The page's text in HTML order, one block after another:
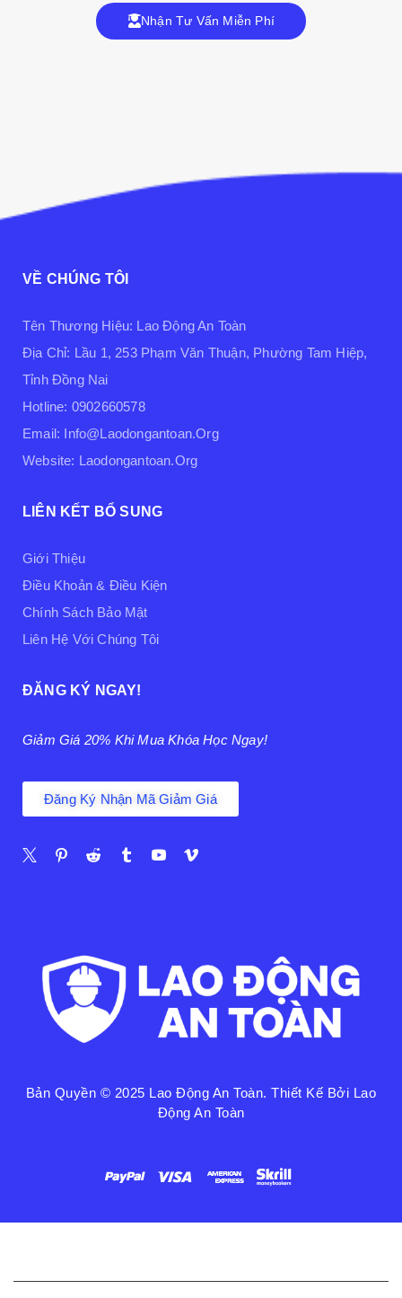
Nhận Tư Vấn Miễn Phí
VỀ CHÚNG TÔI
Tên Thương Hiệu: Lao Động An Toàn
Địa Chỉ: Lầu 1, 253 Phạm Văn Thuận, Phường Tam Hiệp,
Tỉnh Đồng Nai
Hotline: 0902660578
Email: Info@laodongantoan.org
Website: Laodongantoan.org
LIÊN KẾT BỔ SUNG
Giới Thiệu
Điều Khoản & Điều Kiện
Chính Sách Bảo Mật
Liên Hệ Với Chúng Tôi
ĐĂNG KÝ NGAY!
Giảm Giá 20% Khi Mua Khóa Học Ngay!
Đăng Ký Nhận Mã Giảm Giá
Bản Quyền © 2025 Lao Động An Toàn. Thiết Kế Bởi Lao
Động An Toàn